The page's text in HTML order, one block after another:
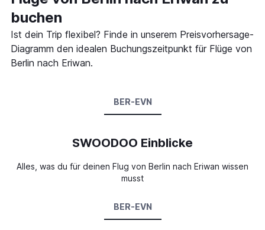
buchen
Ist dein Trip flexibel? Finde in unserem Preisvorhersage-
Diagramm den idealen Buchungszeitpunkt für Flüge von
Berlin nach Eriwan.
BER-EVN
SWOODOO Einblicke
Alles, was du für deinen Flug von Berlin nach Eriwan wissen
musst
BER-EVN